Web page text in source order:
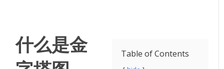
Table of Contents
什么是金